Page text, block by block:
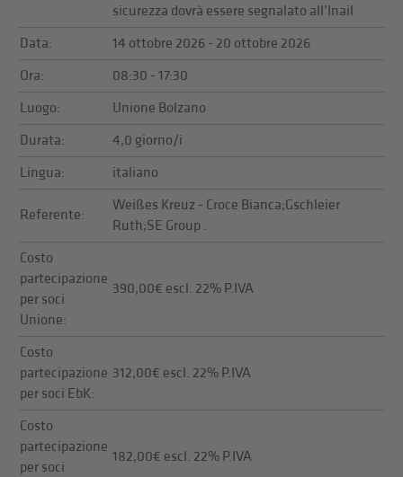
sicurezza dovrà essere segnalato all’Inail
Data:
14 ottobre 2026 - 20 ottobre 2026
Ora:
08:30 - 17:30
Luogo:
Unione Bolzano
Durata:
4,0 giorno/i
Lingua:
italiano
Referente:
Weißes Kreuz - Croce Bianca;Gschleier
Ruth;SE Group .
Costo
partecipazione
per soci
Unione:
390,00€ escl. 22% P.IVA
Costo
partecipazione
per soci EbK:
312,00€ escl. 22% P.IVA
Costo
partecipazione
per soci
182,00€ escl. 22% P.IVA